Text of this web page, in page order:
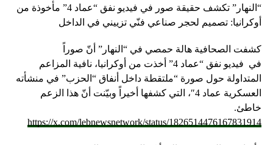
“النهار” تكشف حقيقة صور في فيديو نفق “عماد 4” مأخوذة من
أوكرانيا: تصميم لحجر صناعي فنّي تزييني في الداخل
كشفت الصحافية هالة حمصي في “النهار” أنّ صوراً
في فيديو
نفق “عماد 4” أخذت من أوكرانيا، نافية المزاعم
المتداولة حول صورة “ملتقطة داخل أنفاق “الحزب” في منشأته
العسكرية عماد 4″، التي كشفها أخيراً وبيّنت أنّ هذا الزعم
خاطئ.
https://x.com/lebnewsnetwork/status/1826514476167831914